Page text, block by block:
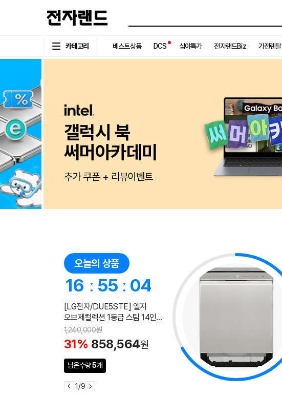
카테고리 베스트상품 DCS 심야특가 전자랜드Biz 가전렌탈
굿바이
썸머세일
무더위 BYE ! 특가 BUY!
오늘의 상품
16 : 55 : 02
[LG전자/DUE5STE] 엘지
오브제컬렉션 1등급 스팀 14인용
식기세척기 DUE5STE
(스테인리스 색상)
1,240,000원
31% 858,564원
남은수량5개
1 /9